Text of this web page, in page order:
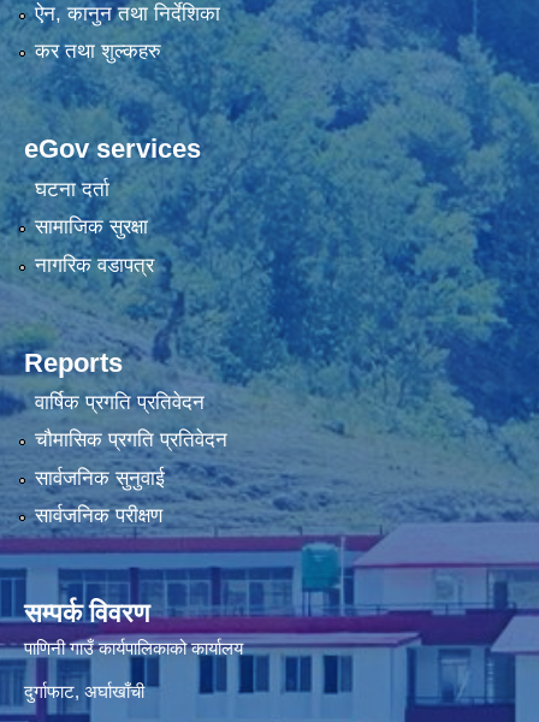
ऐन, कानुन तथा निर्देशिका
कर तथा शुल्कहरु
eGov services
घटना दर्ता
सामाजिक सुरक्षा
नागरिक वडापत्र
Reports
वार्षिक प्रगति प्रतिवेदन
चौमासिक प्रगति प्रतिवेदन
सार्वजनिक सुनुवाई
सार्वजनिक परीक्षण
सम्पर्क विवरण
पाणिनी गाउँ कार्यपालिकाको कार्यालय
दुर्गाफाट, अर्घाखाँची